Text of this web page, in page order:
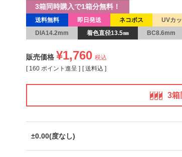
送料無料 即日発送 ネコポス UVカ
DIA14.2mm
着色直径13.5㎜ BC8.6mm
3箱同時購入で1箱分無料！
販売価格 ¥1,760 税込
[ 160 ポイント進呈 ] 送料込
3箱
±0.00(度なし)